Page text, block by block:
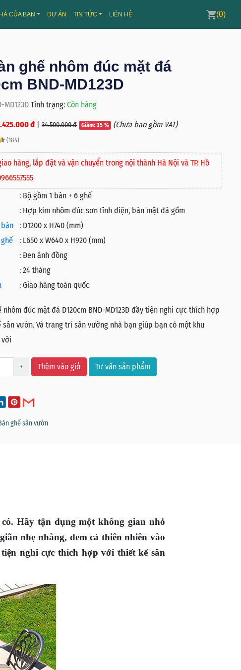
CỦA BẠN DỰ ÁN TIN TỨC LIÊN HỆ (0)
ghế nhôm đúc mặt đá
BND-MD123D
MD123D Tình trạng: Còn hàng
đ 34.500.000 đ Giảm: 35 % (Chưa bao gồm VAT)
(184)
hàng, lắp đặt và vận chuyển trong nội thành Hà Nội và TP. Hồ
: Bộ gồm 1 bàn + 6 ghế
: Hợp kim nhôm đúc sơn tĩnh điện, bàn mặt đá gốm
: D1200 x H740 (mm)
: L650 x W640 x H920 (mm)
: Đen ánh đồng
: 24 tháng
: Giao hàng toàn quốc
nhôm đúc mặt đá D120cm BND-MD123D đầy tiện nghi cực thích hợp
vườn. Và trang trí sân vường nhà bạn giúp bạn có một khu
+ Thêm vào giỏ Tư vấn sản phẩm
ghế sân vườn
Hãy tận dụng một không gian nhỏ
nhẹ nhàng, đem cả thiên nhiên vào
nghi cực thích hợp với thiết kế sân